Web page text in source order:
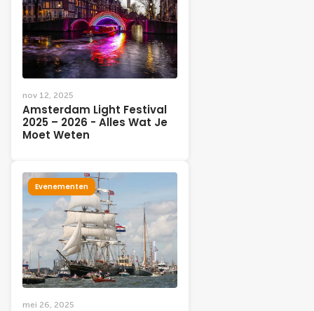
nov 12, 2025
Amsterdam Light Festival
2025 – 2026 - Alles Wat Je
Moet Weten
Evenementen
mei 26, 2025